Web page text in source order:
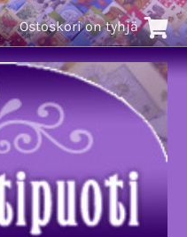
Ostoskori on tyhjä